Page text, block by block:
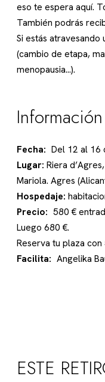
eso te espera aquí.
También podrás
Si estás atravesando
(cambio de etapa,
menopausia…).
Fecha: Del 12 al 16
Lugar: Riera
Mariola. Agres
Hospedaje:
Precio: 580 €
Luego 680 €.
Reserva tu plaza
Facilita: Angelika
ESTE